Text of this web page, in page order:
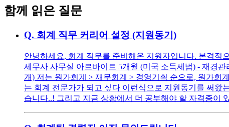
함께 읽은 질문
Q. 회계 직무 커리어 설정 (지원동기)
안녕하세요, 회계 직무를 준비해온 지원자입니다. 본격적
세무사 사무실 아르바이트 5개월 (미국 소득세법) - 재경관
개) 저는 원가회계 > 재무회계 > 경영기획 순으로, 원가회
는 회계 전문가가 되고 싶다 이런식으로 지원동기를 써왔
습니다..! 그리고 지금 상황에서 더 공부해야 할 자격증이